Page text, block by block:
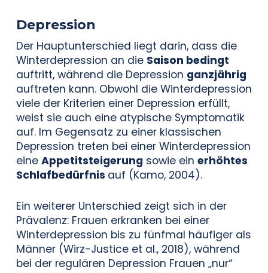
Depression
Der Hauptunterschied liegt darin, dass die
Winterdepression an die Saison bedingt
auftritt, während die Depression ganzjährig
auftreten kann. Obwohl die Winterdepression
viele der Kriterien einer Depression erfüllt,
weist sie auch eine atypische Symptomatik
auf. Im Gegensatz zu einer klassischen
Depression treten bei einer Winterdepression
eine Appetitsteigerung sowie ein erhöhtes
Schlafbedürfnis auf (Kamo, 2004).
Ein weiterer Unterschied zeigt sich in der
Prävalenz: Frauen erkranken bei einer
Winterdepression bis zu fünfmal häufiger als
Männer (Wirz-Justice et al., 2018), während
bei der regulären Depression Frauen „nur“